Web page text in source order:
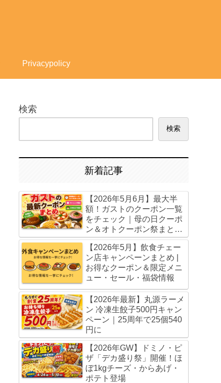
Privacypolicy
検索
検索
新着記事
【2026年5月6月】最大半
額！ガストのクーポン一覧
をチェック｜母の日クーポ
ン＆オトクーポン祭まとめ
（5月20日・6月3日まで）
【2026年5月】飲食チェー
ン店キャンペーンまとめ |
お得なクーポン＆限定メニ
ュー・セール・福袋情報
【2026年最新】丸源ラーメ
ン 冷凍生餃子500円キャン
ペーン｜25周年で25個540
円に
【2026年GW】ドミノ・ピ
ザ「デカ盛り祭」開催！ほ
ぼ1kgチーズ・からあげ・
ポテト登場